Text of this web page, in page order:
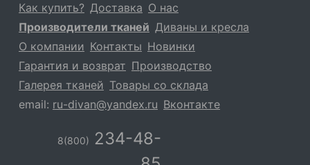
Как купить? Доставка О нас
Производители тканей Диваны и кресла
О компании Контакты Новинки
Гарантия и возврат Производство
Галерея тканей Товары со склада
email: ru-divan@yandex.ru Вконтакте
8(800) 234-48-